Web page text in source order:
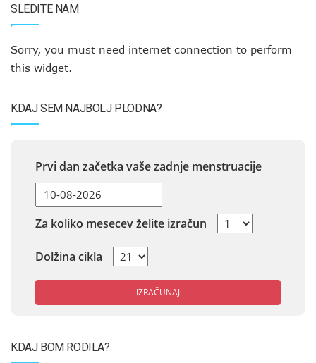
SLEDITE NAM
Sorry, you must need internet connection to perform
this widget.
KDAJ SEM NAJBOLJ PLODNA?
Prvi dan začetka vaše zadnje menstruacije
Za koliko mesecev želite izračun
Dolžina cikla
IZRAČUNAJ
KDAJ BOM RODILA?